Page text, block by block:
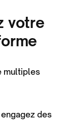
votre
multiples
des